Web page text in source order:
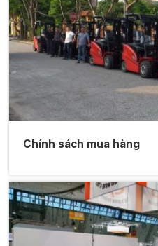
Chính sách mua hàng